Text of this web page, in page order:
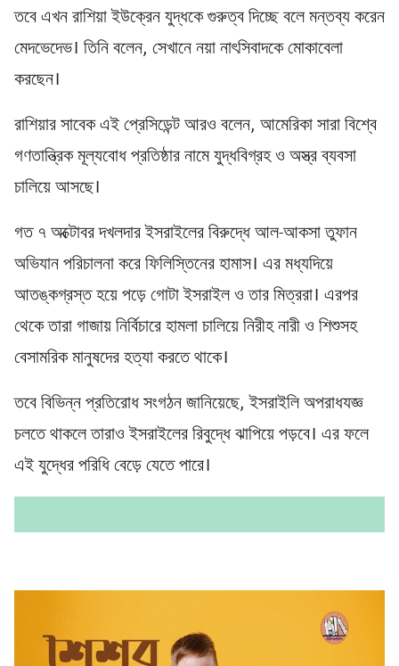
তবে এখন রাশিয়া ইউক্রেন যুদ্ধকে গুরুত্ব দিচ্ছে বলে মন্তব্য করেন
মেদভেদেভ। তিনি বলেন, সেখানে নয়া নাৎসিবাদকে মোকাবেলা
করছেন।
রাশিয়ার সাবেক এই প্রেসিডেন্ট আরও বলেন, আমেরিকা সারা বিশ্বে
গণতান্ত্রিক মূল্যবোধ প্রতিষ্ঠার নামে যুদ্ধবিগ্রহ ও অস্ত্র ব্যবসা
চালিয়ে আসছে।
গত ৭ অক্টোবর দখলদার ইসরাইলের বিরুদ্ধে আল-আকসা তুফান
অভিযান পরিচালনা করে ফিলিস্তিনের হামাস। এর মধ্যদিয়ে
আতঙ্কগ্রস্ত হয়ে পড়ে গোটা ইসরাইল ও তার মিত্ররা। এরপর
থেকে তারা গাজায় নির্বিচারে হামলা চালিয়ে নিরীহ নারী ও শিশুসহ
বেসামরিক মানুষদের হত্যা করতে থাকে।
তবে বিভিন্ন প্রতিরোধ সংগঠন জানিয়েছে, ইসরাইলি অপরাধযজ্ঞ
চলতে থাকলে তারাও ইসরাইলের রিবুদ্ধে ঝাপিয়ে পড়বে। এর ফলে
এই যুদ্ধের পরিধি বেড়ে যেতে পারে।